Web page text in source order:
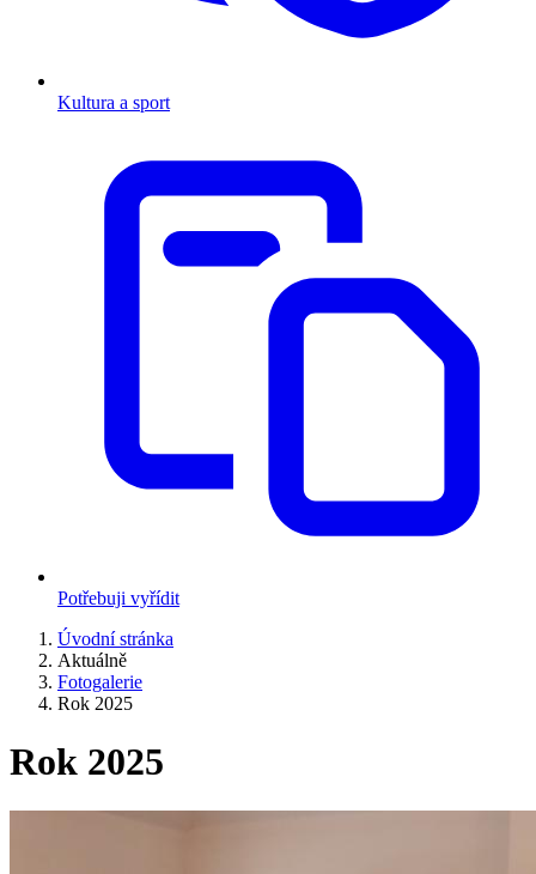
Kultura a sport
Potřebuji vyřídit
Úvodní stránka
Aktuálně
Fotogalerie
Rok 2025
Rok 2025